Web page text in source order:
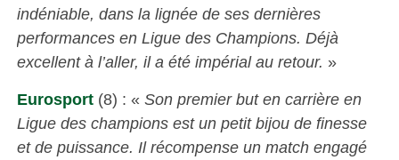
indéniable, dans la lignée de ses dernières
performances en Ligue des Champions. Déjà
excellent à l’aller, il a été impérial au retour. »
Eurosport(8) : « Son premier but en carrière en
Ligue des champions est un petit bijou de finesse
et de puissance. Il récompense un match engagé